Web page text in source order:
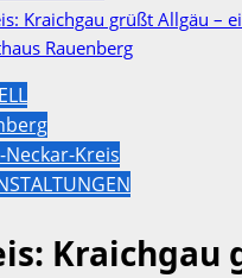
Kraichgau grüßt Allgäu –
Rauenberg
Neckar-Kreis
Kraichgau